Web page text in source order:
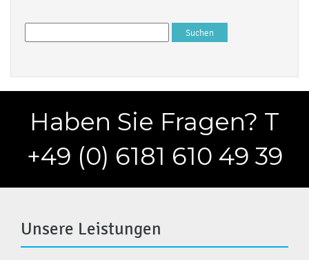
nach:
Haben Sie Fragen? T
+49 (0) 6181 610 49 39
Unsere Leistungen